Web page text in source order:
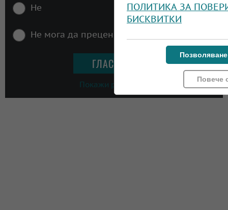
Не
Не мога да преценя
Покажи резултати
ПОЛИТИКА ЗА
БИСКВИТКИ
Повече